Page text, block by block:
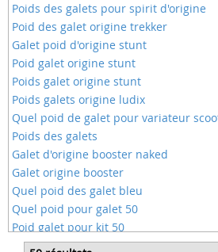
Poids des galets pour spirit d'origine
Poid des galet origine trekker
Galet poid d'origine stunt
Poid galet origine stunt
Poids galet origine stunt
Poids galets origine ludix
Quel poid de galet pour variateur
Poids des galets
Galet d'origine booster naked
Galet origine booster
Quel poid des galet bleu
Quel poid pour galet 50
Poid galet pour kit 50
Kit 70 poid galets